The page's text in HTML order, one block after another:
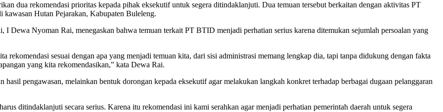
dua rekomendasi prioritas kepada pihak eksekutif untuk segera ditindaklanjuti. Dua temuan tersebut berkaitan dengan aktivitas PT
kawasan Hutan Pejarakan, Kabupaten Buleleng.
I Dewa Nyoman Rai, menegaskan bahwa temuan terkait PT BTID menjadi perhatian serius karena ditemukan sejumlah persoalan yang
sesuai dengan apa yang menjadi temuan kita, dari sisi administrasi memang lengkap dia, tapi tanpa didukung dengan fakta
yang kita rekomendasikan,” kata Dewa Rai.
hasil pengawasan, melainkan bentuk dorongan kepada eksekutif agar melakukan langkah konkret terhadap berbagai dugaan pelanggaran
ditindaklanjuti secara serius. Karena itu rekomendasi ini kami serahkan agar menjadi perhatian pemerintah daerah untuk segera